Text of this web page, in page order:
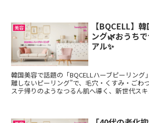
美容
【BQCELL】
ング🌿おうち
アル✨
韓国美容で話題の「BQCELLハーブピーリング
離しないピーリング”で、毛穴・くすみ・ごわ
ステ帰りのようなつるん肌へ導く、新世代ス